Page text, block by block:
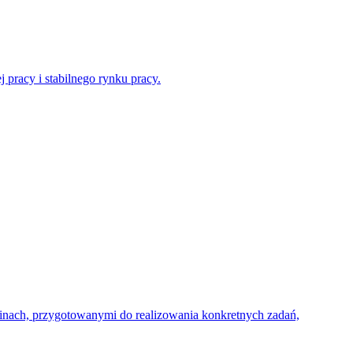
pracy i stabilnego rynku pracy.
przygotowanymi do realizowania konkretnych zadań,